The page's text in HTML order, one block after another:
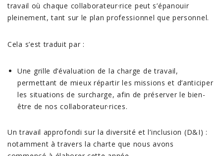
travail où chaque collaborateur·rice peut s’épanouir
pleinement, tant sur le plan professionnel que personnel.
Cela s’est traduit par :
Une grille d’évaluation de la charge de travail,
permettant de mieux répartir les missions et d’anticiper
les situations de surcharge, afin de préserver le bien-
être de nos collaborateur·rices.
Un travail approfondi sur la diversité et l’inclusion (D&I) :
notamment à travers la charte que nous avons